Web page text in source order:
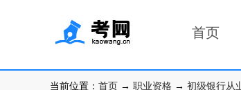
首页
当前位置： 首页 → 职业资格 → 初级银行从